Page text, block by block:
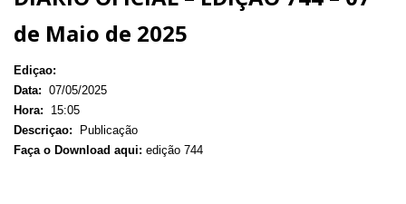
de Maio de 2025
Ediçao:
Data: 07/05/2025
Hora:
15:05
Descriçao:
Publicação
Faça o Download aqui: edição 744